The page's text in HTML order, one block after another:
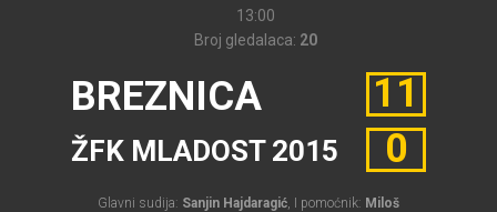
13:00
Broj gledalaca: 20
BREZNICA
ŽFK MLADOST 2015
11
0
Glavni sudija: Sanjin Hajdaragić, I pomoćnik: Miloš